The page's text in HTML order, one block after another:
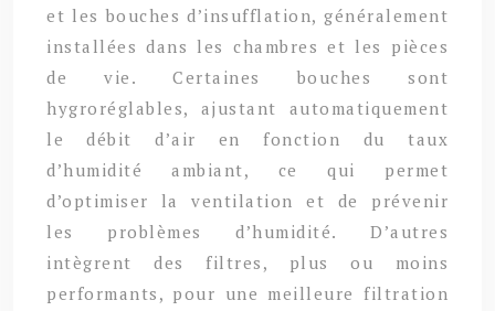
et les bouches d’insufflation, généralement
installées dans les chambres et les pièces
de vie. Certaines bouches sont
hygroréglables, ajustant automatiquement
le débit d’air en fonction du taux
d’humidité ambiant, ce qui permet
d’optimiser la ventilation et de prévenir
les problèmes d’humidité. D’autres
intègrent des filtres, plus ou moins
performants, pour une meilleure filtration